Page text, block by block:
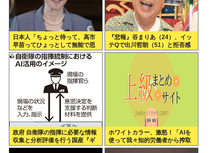
日本人「ちょっと待って、高市
早苗ってひょっとして無能で思
想もやばい女…？」 これ俺らの
声はなんで届かなかったのかな
『悲報』谷まりあ（24）、イッ
テQで出川哲朗（51）と拒否感
が近すぎると女性視聴者から批
政府 自衛隊の指揮に必要な情報
収集と分析評価を行う国産『ギ
ョギョギョAI』導入へ
ホワイトカラー、激怒！「AIを
使って我々知的労働者から搾取
するのを止めろォォオオ